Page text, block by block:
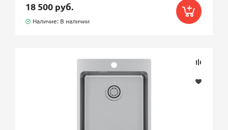
18 500 руб.
Наличие: В наличии